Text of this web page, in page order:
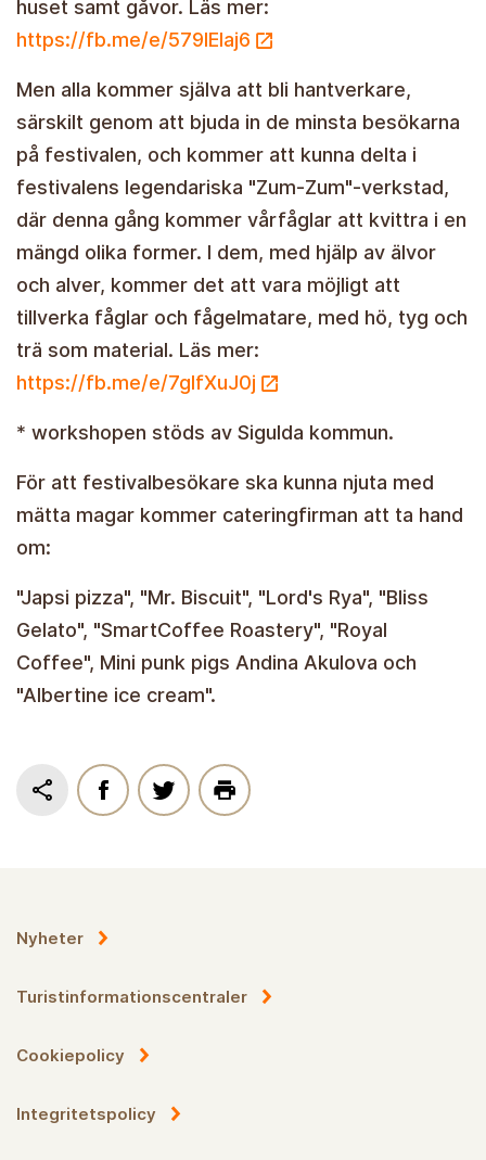
huset samt gåvor. Läs mer:
https://fb.me/e/579lEIaj6
Men alla kommer själva att bli hantverkare,
särskilt genom att bjuda in de minsta besökarna
på festivalen, och kommer att kunna delta i
festivalens legendariska "Zum-Zum"-verkstad,
där denna gång kommer vårfåglar att kvittra i en
mängd olika former. I dem, med hjälp av älvor
och alver, kommer det att vara möjligt att
tillverka fåglar och fågelmatare, med hö, tyg och
trä som material. Läs mer:
https://fb.me/e/7glfXuJ0j
* workshopen stöds av Sigulda kommun.
För att festivalbesökare ska kunna njuta med
mätta magar kommer cateringfirman att ta hand
om:
"Japsi pizza", "Mr. Biscuit", "Lord's Rya", "Bliss
Gelato", "SmartCoffee Roastery", "Royal
Coffee", Mini punk pigs Andina Akulova och
"Albertine ice cream".
Nyheter
Turistinformationscentraler
Cookiepolicy
Integritetspolicy